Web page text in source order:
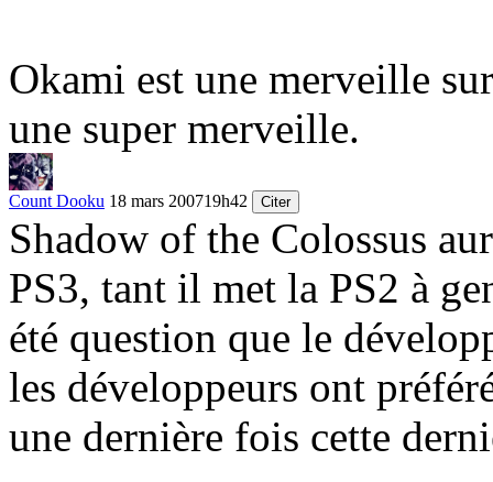
Okami est une merveille
une super merveille.
Count Dooku 18 mars 200719h42 Citer
Shadow of the Colossus
PS3, tant il met la PS2 à
été question que le
les développeurs ont
une dernière fois cette